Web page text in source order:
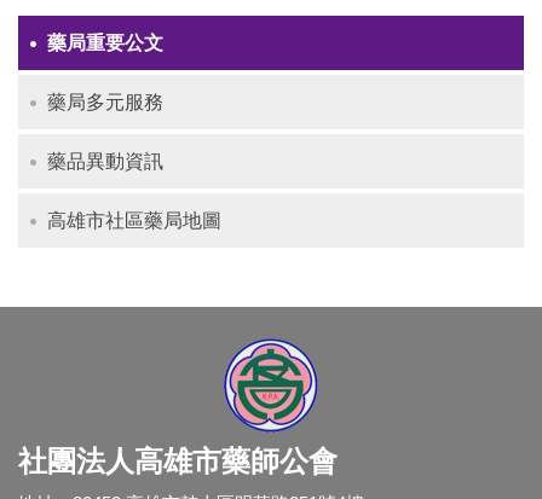
藥局重要公文
藥局多元服務
藥品異動資訊
高雄市社區藥局地圖
社團法人高雄市藥師公會